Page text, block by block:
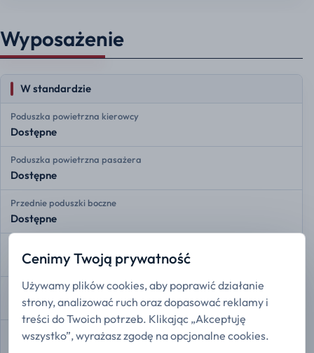
Wyposażenie
W standardzie
Poduszka powietrzna kierowcy
Dostępne
Poduszka powietrzna pasażera
Dostępne
Przednie poduszki boczne
Dostępne
Dostępne
Tylne kurtyny powietrzne
Dostępne
Monitorowanie ciśnienia w oponach
Cenimy Twoją prywatność
Używamy plików cookies, aby poprawić działanie
strony, analizować ruch oraz dopasować reklamy i
treści do Twoich potrzeb. Klikając „Akceptuję
wszystko”, wyrażasz zgodę na opcjonalne cookies.